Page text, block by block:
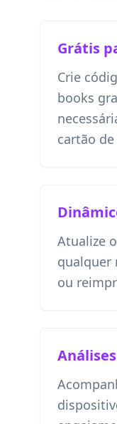
Grátis
Crie
books
cartão
Atualize
qualquer
ou